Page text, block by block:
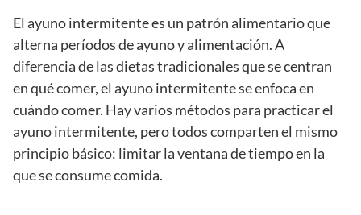
El ayuno intermitente es un patrón alimentario que
alterna períodos de ayuno y alimentación. A
diferencia de las dietas tradicionales que se centran
en qué comer, el ayuno intermitente se enfoca en
cuándo comer. Hay varios métodos para practicar el
ayuno intermitente, pero todos comparten el mismo
principio básico: limitar la ventana de tiempo en la
que se consume comida.